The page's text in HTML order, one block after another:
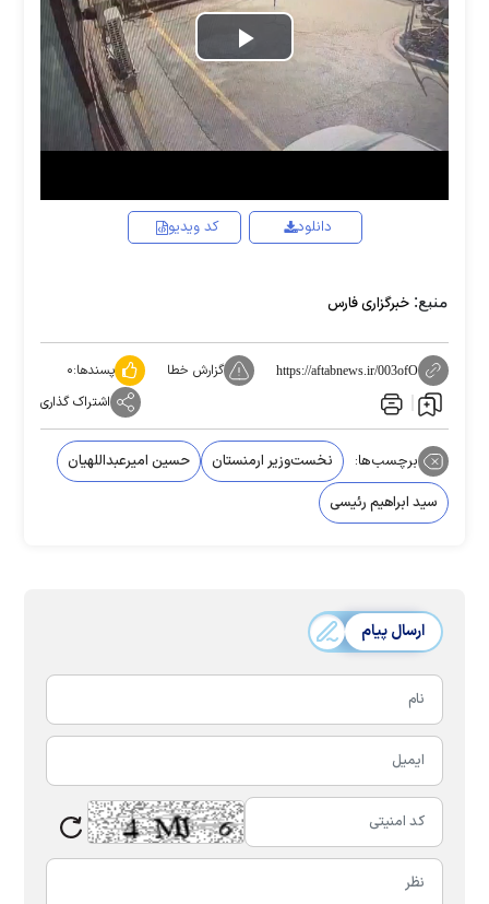
Play
Video
کد ویدیو دانلود
منبع: خبرگزاری فارس
https://aftabnews.ir/003ofO گزارش خطا پسندها:۰
اشتراک گذاری
برچسب‌ها: نخست‌وزیر ارمنستان
حسین امیرعبداللهیان
سید ابراهیم رئیسی
ارسال پیام